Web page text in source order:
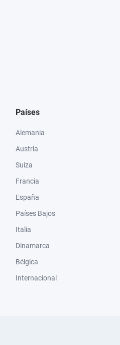
Países
Alemania
Austria
Suiza
Francia
España
Países Bajos
Italia
Dinamarca
Bélgica
Internacional